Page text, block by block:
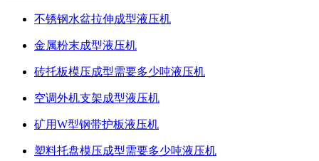
不锈钢水盆拉伸成型液压机
金属粉末成型液压机
砖托板模压成型需要多少吨液压机
空调外机支架成型液压机
矿用W型钢带护板液压机
塑料托盘模压成型需要多少吨液压机